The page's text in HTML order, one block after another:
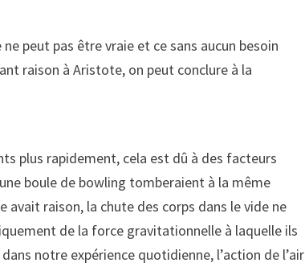
peut pas être vraie et ce sans aucun besoin
raison à Aristote, on peut conclure à la
plus rapidement, cela est dû à des facteurs
boule de bowling tomberaient à la même
raison, la chute des corps dans le vide ne
de la force gravitationnelle à laquelle ils
notre expérience quotidienne, l’action de l’air